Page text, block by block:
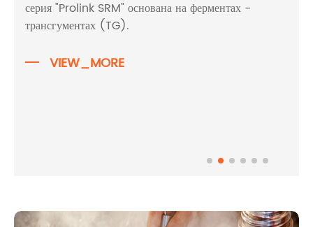
серия "Prolink SRM" основана на ферментах -
трансгументах (TG).
VIEW_MORE